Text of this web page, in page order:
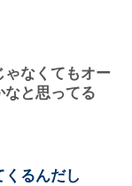
ゃなくてもオー
なと思ってる
るんだし